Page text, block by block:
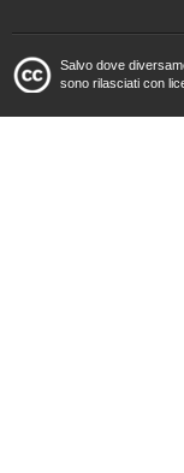
Salvo dove
sono rilasciati con